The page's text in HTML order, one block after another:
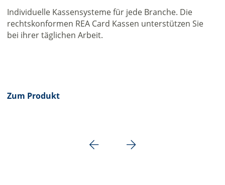
Individuelle Kassensysteme für jede Branche. Die
rechtskonformen REA Card Kassen unterstützen Sie
bei ihrer täglichen Arbeit.
Zum Produkt